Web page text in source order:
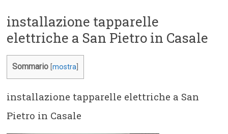
installazione tapparelle
elettriche a San Pietro in Casale
Sommario [mostra
installazione tapparelle elettriche a San
Pietro in Casale